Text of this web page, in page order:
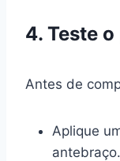
4. Teste
Antes de
Aplique
antebraço.